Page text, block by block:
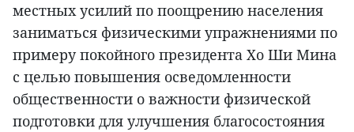
местных усилий по поощрению населения
заниматься физическими упражнениями по
примеру покойного президента Хо Ши Мина
с целью повышения осведомленности
общественности о важности физической
подготовки для улучшения благосостояния